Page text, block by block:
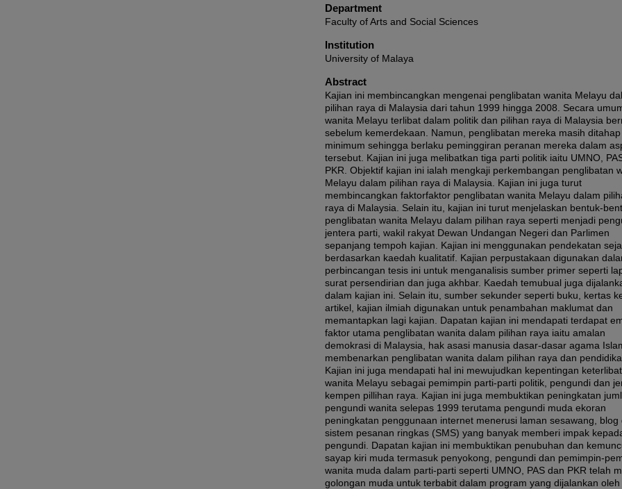
Department
Faculty of Arts and Social Sciences
Institution
University of Malaya
Abstract
Kajian ini membincangkan mengenai penglibatan wanita Melayu
pilihan raya di Malaysia dari tahun 1999 hingga 2008. Secara
wanita Melayu terlibat dalam politik dan pilihan raya di Malaysia
sebelum kemerdekaan. Namun, penglibatan mereka masih ditahap
minimum sehingga berlaku peminggiran peranan mereka dalam
tersebut. Kajian ini juga melibatkan tiga parti politik iaitu UMNO,
PKR. Objektif kajian ini ialah mengkaji perkembangan penglibatan
Melayu dalam pilihan raya di Malaysia. Kajian ini juga turut
membincangkan faktorfaktor penglibatan wanita Melayu dalam
raya di Malaysia. Selain itu, kajian ini turut menjelaskan bentuk-
penglibatan wanita Melayu dalam pilihan raya seperti menjadi
jentera parti, wakil rakyat Dewan Undangan Negeri dan Parlimen
sepanjang tempoh kajian. Kajian ini menggunakan pendekatan
berdasarkan kaedah kualitatif. Kajian perpustakaan digunakan
perbincangan tesis ini untuk menganalisis sumber primer seperti
surat persendirian dan juga akhbar. Kaedah temubual juga
dalam kajian ini. Selain itu, sumber sekunder seperti buku, kertas
artikel, kajian ilmiah digunakan untuk penambahan maklumat dan
memantapkan lagi kajian. Dapatan kajian ini mendapati terdapat
faktor utama penglibatan wanita dalam pilihan raya iaitu amalan
demokrasi di Malaysia, hak asasi manusia dasar-dasar agama
membenarkan penglibatan wanita dalam pilihan raya dan
Kajian ini juga mendapati hal ini mewujudkan kepentingan
wanita Melayu sebagai pemimpin parti-parti politik, pengundi dan
kempen pillihan raya. Kajian ini juga membuktikan peningkatan
pengundi wanita selepas 1999 terutama pengundi muda ekoran
peningkatan penggunaan internet menerusi laman sesawang, blog
sistem pesanan ringkas (SMS) yang banyak memberi impak
pengundi. Dapatan kajian ini membuktikan penubuhan dan
sayap kiri muda termasuk penyokong, pengundi dan pemimpin-
wanita muda dalam parti-parti seperti UMNO, PAS dan PKR telah
golongan muda untuk terbabit dalam program yang dijalankan oleh